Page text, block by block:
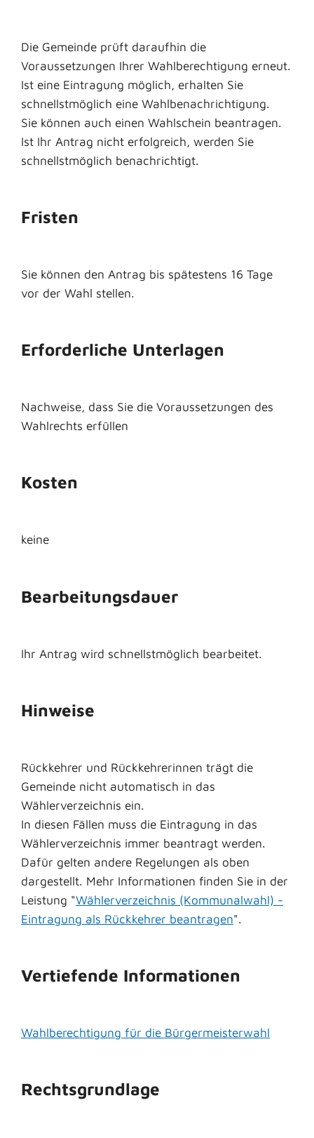
Die Gemeinde prüft daraufhin die
Voraussetzungen Ihrer Wahlberechtigung erneut.
Ist eine Eintragung möglich, erhalten Sie
schnellstmöglich eine Wahlbenachrichtigung.
Sie können auch einen Wahlschein beantragen.
Ist Ihr Antrag nicht erfolgreich, werden Sie
schnellstmöglich benachrichtigt.
Fristen
Sie können den Antrag bis spätestens 16 Tage
vor der Wahl stellen.
Erforderliche Unterlagen
Nachweise, dass Sie die Voraussetzungen des
Wahlrechts erfüllen
Kosten
keine
Bearbeitungsdauer
Ihr Antrag wird schnellstmöglich bearbeitet.
Hinweise
Rückkehrer und Rückkehrerinnen trägt die
Gemeinde nicht automatisch in das
Wählerverzeichnis ein.
In diesen Fällen muss die Eintragung in das
Wählerverzeichnis immer beantragt werden.
Dafür gelten andere Regelungen als oben
dargestellt. Mehr Informationen finden Sie in der
Leistung "Wählerverzeichnis (Kommunalwahl) -
Eintragung als Rückkehrer beantragen".
Vertiefende Informationen
Wahlberechtigung für die Bürgermeisterwahl
Rechtsgrundlage